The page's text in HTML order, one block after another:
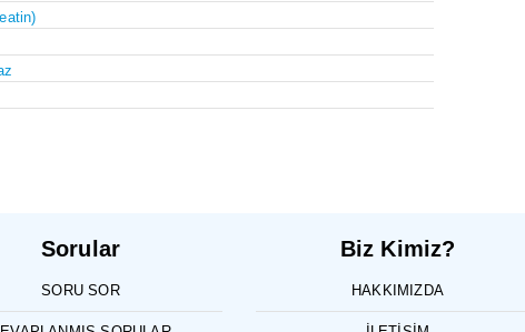
Sorular
SORU SOR
Biz Kimiz?
HAKKIMIZDA